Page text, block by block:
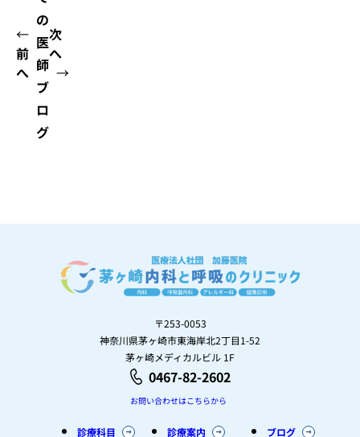
←
前
へ
の
医
師
ブ
ロ
グ
次
へ
→
〒253-0053
神奈川県茅ヶ崎市東海岸北2丁目1-52
茅ヶ崎メディカルビル 1F
0467-82-2602
お問い合わせはこちらから
診療科目 診療案内 ブログ